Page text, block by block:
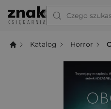
Czego
Katalog Horror